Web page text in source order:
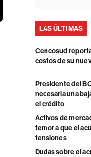
LAS ÚLTIMAS
Cencosud
costos de su
Presidente del
necesaria una
el crédito
Activos de
temor a que el
tensiones
Dudas sobre el